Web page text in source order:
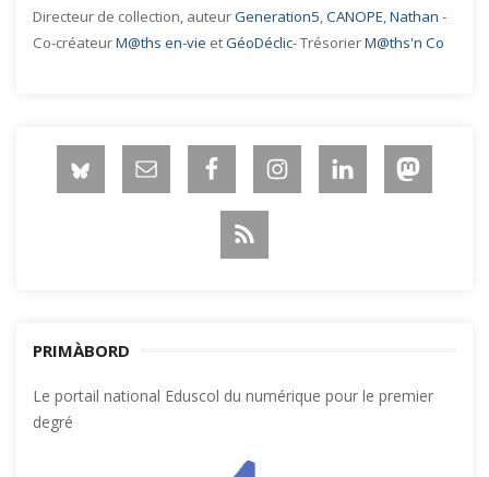
Directeur de collection, auteurGeneration5,CANOPE,Nathan -
Co-créateurM@ths en-vie etGéoDéclic- TrésorierM@ths'n Co
PRIMÀBORD
Le portail national Eduscol du numérique pour le premier
degré